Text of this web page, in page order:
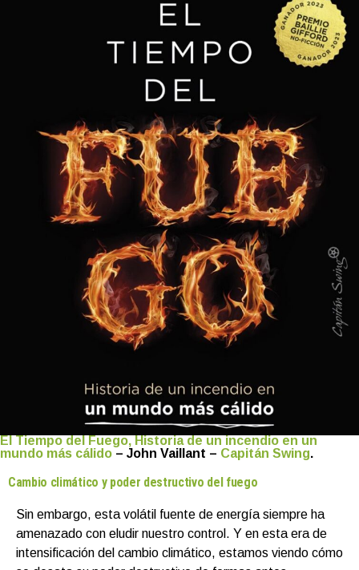
El Tiempo del Fuego, Historia de un incendio en un
mundo más cálido – John Vaillant – Capitán Swing.
Cambio climático y poder destructivo del fuego
Sin embargo, esta volátil fuente de energía siempre ha
amenazado con eludir nuestro control. Y en esta era de
intensificación del cambio climático, estamos viendo cómo